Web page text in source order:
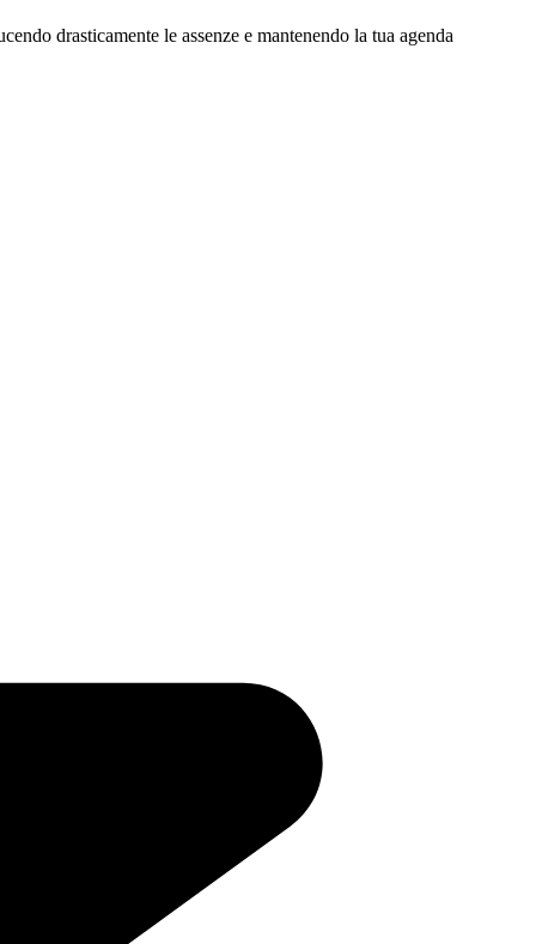
drasticamente le assenze e mantenendo la tua agenda